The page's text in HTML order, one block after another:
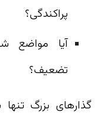
پراکندگی؟
آیا مواضع
تضعیف؟
گذارهای بزرگ تنها